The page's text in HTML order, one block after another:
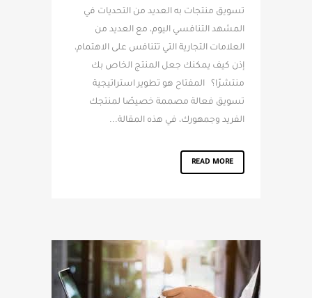
تسويق منتجات به العديد من التحديات في
المشهد التنافسي اليوم، مع العديد من
العلامات التجارية التي تتنافس على الاهتمام،
إذن كيف يمكنك جعل المنتج الخاص بك
منتشرًا؟ المفتاح هو تطوير استراتيجية
تسويق فعالة مصممة خصيصًا لمنتجك
الفريد وجمهورك، في هذه المقالة...
READ MORE